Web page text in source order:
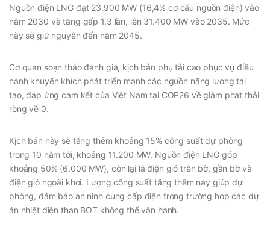
Nguồn điện LNG đạt 23.900 MW (16,4% cơ cấu nguồn điện) vào
năm 2030 và tăng gấp 1,3 lần, lên 31.400 MW vào 2035. Mức
này sẽ giữ nguyên đến năm 2045.
Cơ quan soạn thảo đánh giá, kịch bản phụ tải cao phục vụ điều
hành khuyến khích phát triển mạnh các nguồn năng lượng tái
tạo, đáp ứng cam kết của Việt Nam tại COP26 về giảm phát thải
ròng về 0.
Kịch bản này sẽ tăng thêm khoảng 15% công suất dự phòng
trong 10 năm tới, khoảng 11.200 MW. Nguồn điện LNG góp
khoảng 50% (6.000 MW), còn lại là điện gió trên bờ, gần bờ và
điện gió ngoài khơi. Lượng công suất tăng thêm này giúp dự
phòng, đảm bảo an ninh cung cấp điện trong trường hợp các dự
án nhiệt điện than BOT không thể vận hành.